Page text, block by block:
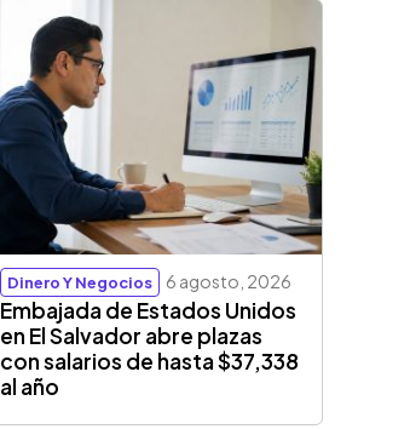
Dinero Y Negocios 6 agosto, 2026
Embajada de Estados Unidos
en El Salvador abre plazas
con salarios de hasta $37,338
al año